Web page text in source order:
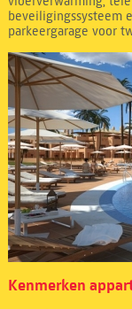
beveiligingssysteem
parkeergarage voor
Kenmerken